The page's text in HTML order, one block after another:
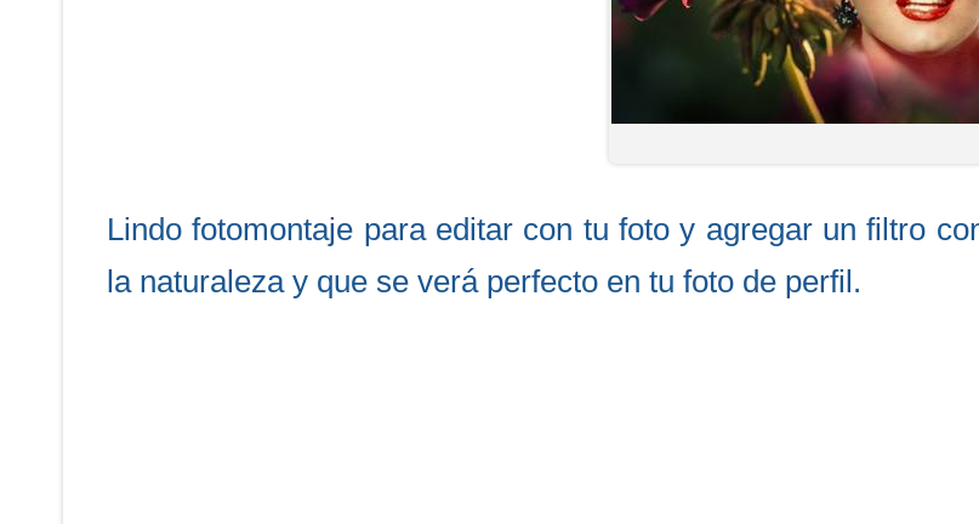
Lindo fotomontaje para editar con tu foto y agregar un filtro
la naturaleza y que se verá perfecto en tu foto de perfil.